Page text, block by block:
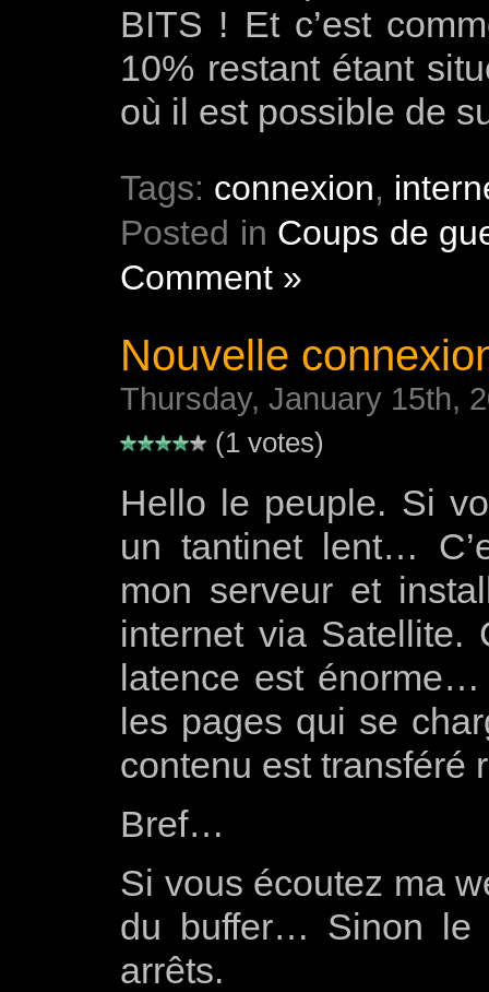
BITS ! Et c’est
10% restant étant
où il est possible de
Tags: connexion,
Posted in Coups de
Comment »
Nouvelle
Thursday, January 15th,
(1 votes)
Hello le peuple. Si
un tantinet lent…
mon serveur et
internet via Satellite.
latence est énorme…
les pages qui se
contenu est
Bref…
Si vous écoutez ma
du buffer… Sinon le
arrêts.